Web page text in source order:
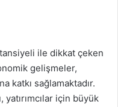
ile dikkat çeken
gelişmeler,
katkı sağlamaktadır.
yatırımcılar için büyük